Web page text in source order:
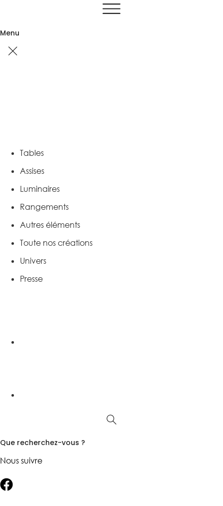
contenu
Menu
Tables
Assises
Luminaires
Rangements
Autres éléments
Toute nos créations
Univers
Presse
Que recherchez-vous ?
Nous suivre